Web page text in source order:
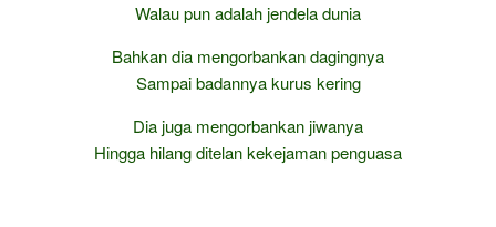
Walau pun adalah jendela dunia
Bahkan dia mengorbankan dagingnya
Sampai badannya kurus kering
Dia juga mengorbankan jiwanya
Hingga hilang ditelan kekejaman penguasa